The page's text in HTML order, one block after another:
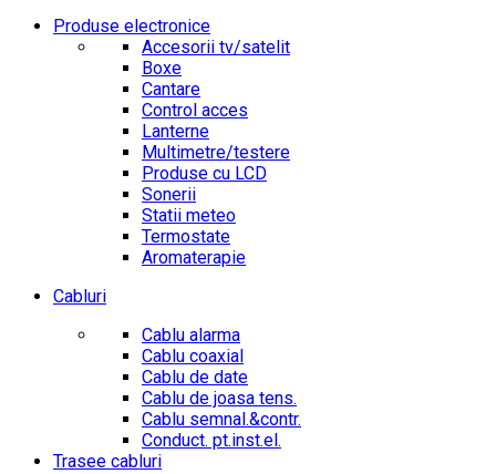
Produse electronice
Accesorii tv/satelit
Boxe
Cantare
Control acces
Lanterne
Multimetre/testere
Produse cu LCD
Sonerii
Statii meteo
Termostate
Aromaterapie
Cabluri
Cablu alarma
Cablu coaxial
Cablu de date
Cablu de joasa tens.
Cablu semnal.&contr.
Conduct. pt.inst.el.
Trasee cabluri